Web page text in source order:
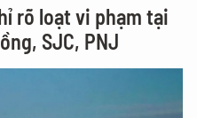
rõ loạt vi phạm tại
SJC, PNJ